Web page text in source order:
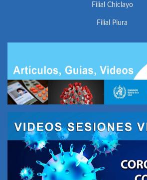
Filial Chiclayo
Filial Piura